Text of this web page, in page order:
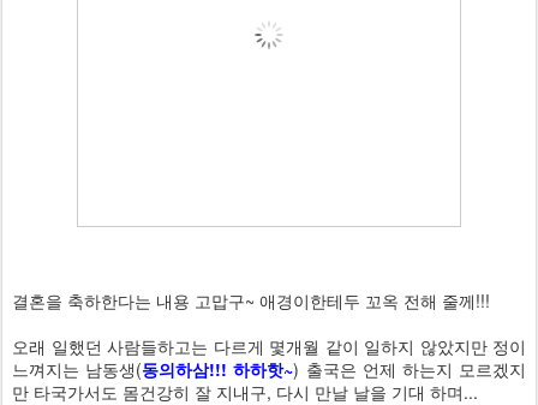
결혼을 축하한다는 내용 고맙구~ 애경이한테두 꼬옥 전해 줄께!!!
오래 일했던 사람들하고는 다르게 몇개월 같이 일하지 않았지만 정이
느껴지는 남동생(동의하삼!!! 하하핫~) 출국은 언제 하는지 모르겠지
만 타국가서도 몸건강히 잘 지내구, 다시 만날 날을 기대 하며...